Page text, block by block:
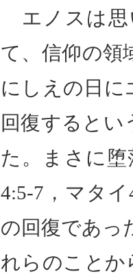
エノスは思
て、信仰の領
にしえの日に
回復するとい
た。まさに
4:5-7，マタ
の回復であっ
れらのことか